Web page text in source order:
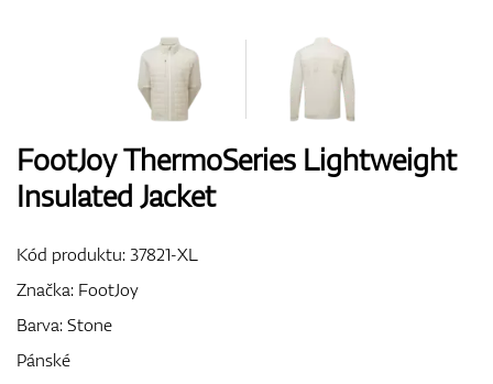
FootJoy ThermoSeries Lightweight
Insulated Jacket
Kód produktu:37821-XL
Značka: FootJoy
Barva: Stone
Pánské